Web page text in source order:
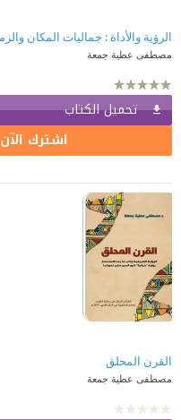
مصطفى عطية جمعة
تحميل الكتاب
اشترك الآن
القرن المحلق
مصطفى عطية جمعة